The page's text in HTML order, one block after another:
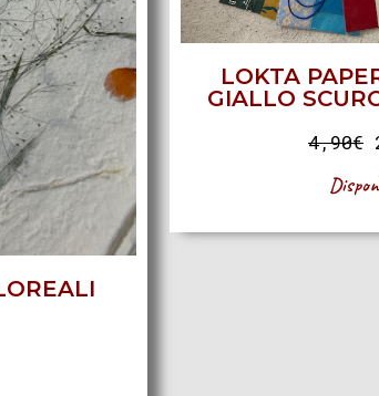
LOKTA
GIALLO
4,90€